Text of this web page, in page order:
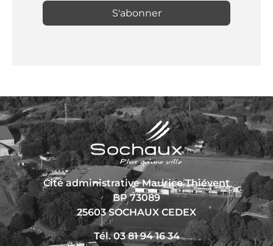
Cité administrative Maurice Thiévent
BP 73089
25603 SOCHAUX CEDEX
Tél. 03 81 94 16 34